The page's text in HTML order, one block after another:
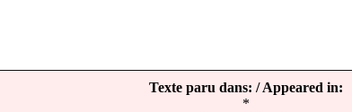
Texte paru dans: / Appeared in:
*